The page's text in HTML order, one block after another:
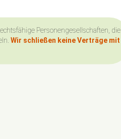
Personengesellschaften, die
Wir schließen keine Verträge mit